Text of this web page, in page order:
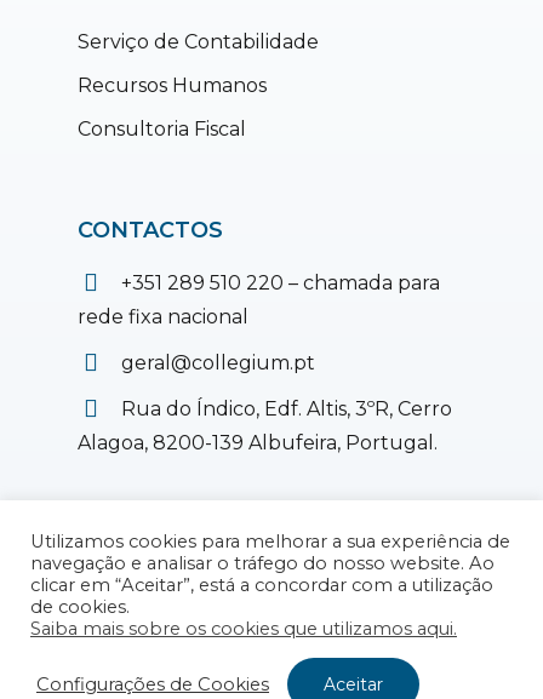
Serviço de Contabilidade
Recursos Humanos
Consultoria Fiscal
CONTACTOS
+351 289 510 220 – chamada para
rede fixa nacional
geral@collegium.pt
Rua do Índico, Edf. Altis, 3ºR, Cerro
Alagoa, 8200-139 Albufeira, Portugal.
© 2026 Collegium, Lda.Política de
Privacidade| Política de Cookies |Livro de
Reclamações Online
Design & Desenvolvimento WEB:
Utilizamos cookies para melhorar a sua experiência de
navegação e analisar o tráfego do nosso website. Ao
clicar em “Aceitar”, está a concordar com a utilização
de cookies.
Saiba mais sobre os cookies que utilizamos aqui.
Configurações de Cookies Aceitar